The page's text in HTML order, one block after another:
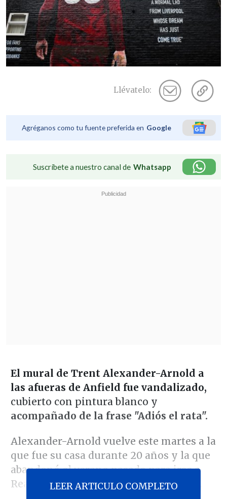
Llévatelo:
Agréganos como tu fuente preferida en Google
Suscríbete a nuestro canal de Whatsapp
El mural de Trent Alexander-Arnold a
las afueras de Anfield fue vandalizado,
cubierto con pintura blanco y
acompañado de la frase "Adiós el rata".
Alexander-Arnold vuelve este martes a la
que fue su casa durante 20 años y la que
abandonó el verano pasado para irse a
Real Madrid al término de su contrato.
LEER ARTICULO COMPLETO